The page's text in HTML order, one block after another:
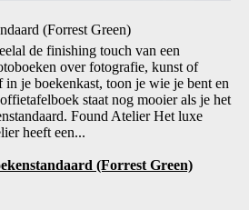
(Forrest Green)
de finishing touch van een
over fotografie, kunst of
in je boekenkast, toon je wie je bent en
staat nog mooier als je het
Found Atelier Het luxe
heeft een...
(Forrest Green)